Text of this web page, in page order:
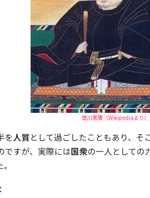
徳川家康（Wikipediaより）
を人質として過ごしたこともあり、そ
ですが、実際には国衆の一人としての